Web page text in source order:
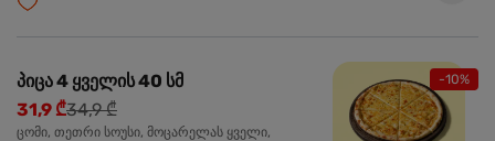
-10%
პიცა 4 ყველის 40 სმ
31,9 ₾34,9 ₾
ცომი, თეთრი სოუსი, მოცარელას ყველი,